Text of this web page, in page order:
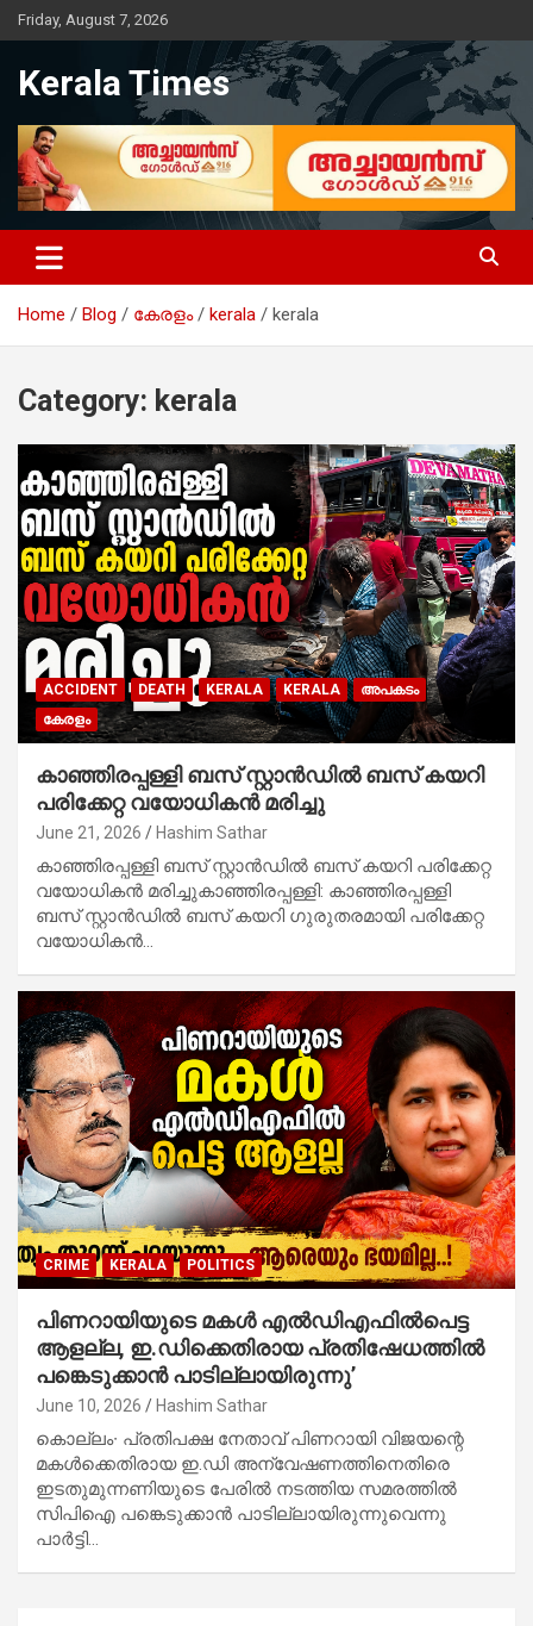
Skip
to
Friday, August 7, 2026
Kerala Times
Home Blog കേരളം kerala kerala
Category: kerala
ACCIDENT DEATH KERALA KERALA
അപകടം
കേരളം
കാഞ്ഞിരപ്പള്ളി ബസ് സ്റ്റാൻഡിൽ ബസ് കയറി
പരിക്കേറ്റ വയോധികൻ മരിച്ചു
June 21, 2026 Hashim Sathar
കാഞ്ഞിരപ്പള്ളി ബസ് സ്റ്റാൻഡിൽ ബസ് കയറി പരിക്കേറ്റ
വയോധികൻ മരിച്ചുകാഞ്ഞിരപ്പള്ളി: കാഞ്ഞിരപ്പള്ളി
ബസ് സ്റ്റാൻഡിൽ ബസ് കയറി ഗുരുതരമായി പരിക്കേറ്റ
വയോധികൻ…
CRIME KERALA POLITICS
പിണറായിയുടെ മകൾ എൽഡിഎഫിൽപെട്ട
ആളല്ല, ഇ.ഡിക്കെതിരായ പ്രതിഷേധത്തിൽ
പങ്കെടുക്കാൻ പാടില്ലായിരുന്നു’
June 10, 2026 Hashim Sathar
കൊല്ലം∙ പ്രതിപക്ഷ നേതാവ് പിണറായി വിജയന്റെ
മകൾക്കെതിരായ ഇ.ഡി അന്വേഷണത്തിനെതിരെ
ഇടതുമുന്നണിയുടെ പേരിൽ നടത്തിയ സമരത്തിൽ
സിപിഐ പങ്കെടുക്കാൻ പാടില്ലായിരുന്നുവെന്നു
പാർട്ടി…